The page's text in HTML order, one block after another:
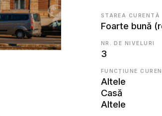
STAREA CURENTĂ
Foarte bună
NR. DE NIVELURI
3
FUNCȚIUNE
Altele
Casă
Altele